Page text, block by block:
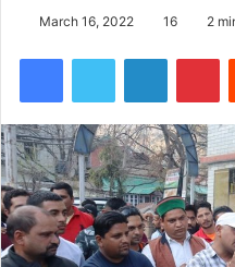
March 16, 2022 16 2